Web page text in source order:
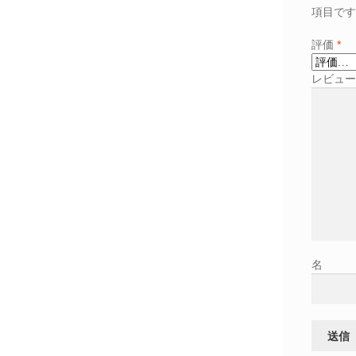
項目です
評価 *
レビュー